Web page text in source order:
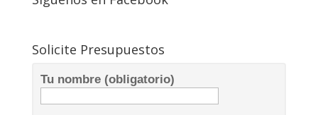
Solicite Presupuestos
Tu nombre (obligatorio)